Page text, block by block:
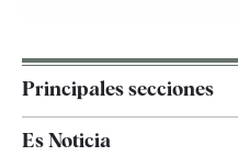
Principales secciones
Es Noticia